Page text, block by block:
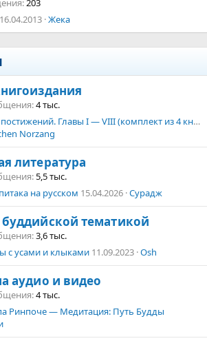
203
16.04.2013 Жека
4 тыс.
Украшение из постижений. Главы I — VIII (комплект из 4 книг)
Norzang
литература
5,5 тыс.
на русском 15.04.2026 Сурадж
тематикой
3,6 тыс.
с усами и клыками 11.09.2023 Osh
аудио и видео
4 тыс.
Ринпоче — Медитация: Путь Будды